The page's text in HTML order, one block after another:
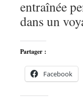
entraînée
dans un
Partager :
Facebook